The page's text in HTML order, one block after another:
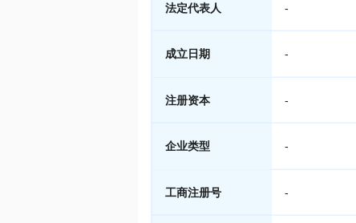
法定代表人 -
成立日期 -
注册资本 -
企业类型 -
工商注册号 -